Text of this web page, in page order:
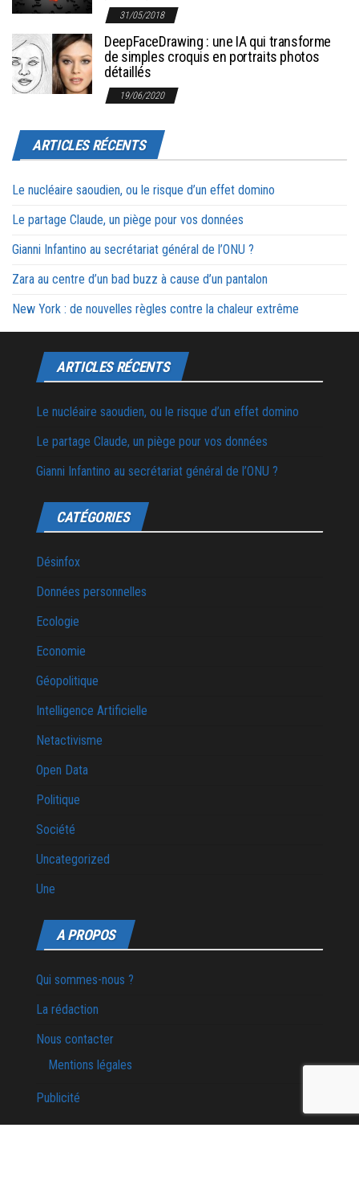
31/05/2018
DeepFaceDrawing : une IA qui transforme
de simples croquis en portraits photos
détaillés
19/06/2020
ARTICLES RÉCENTS
Le nucléaire saoudien, ou le risque d’un effet domino
Le partage Claude, un piège pour vos données
Gianni Infantino au secrétariat général de l’ONU ?
Zara au centre d’un bad buzz à cause d’un pantalon
New York : de nouvelles règles contre la chaleur extrême
ARTICLES RÉCENTS
Le nucléaire saoudien, ou le risque d’un effet domino
Le partage Claude, un piège pour vos données
Gianni Infantino au secrétariat général de l’ONU ?
CATÉGORIES
Désinfox
Données personnelles
Ecologie
Economie
Géopolitique
Intelligence Artificielle
Netactivisme
Open Data
Politique
Société
Uncategorized
Une
A PROPOS
Qui sommes-nous ?
La rédaction
Nous contacter
Mentions légales
Publicité